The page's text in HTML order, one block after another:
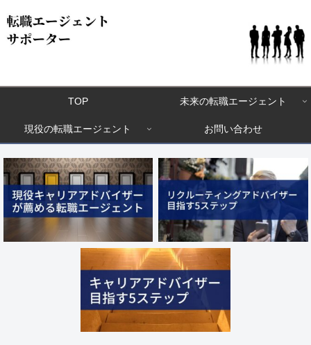
TOP 未来の転職エージェント
現役の転職エージェント お問い合わせ